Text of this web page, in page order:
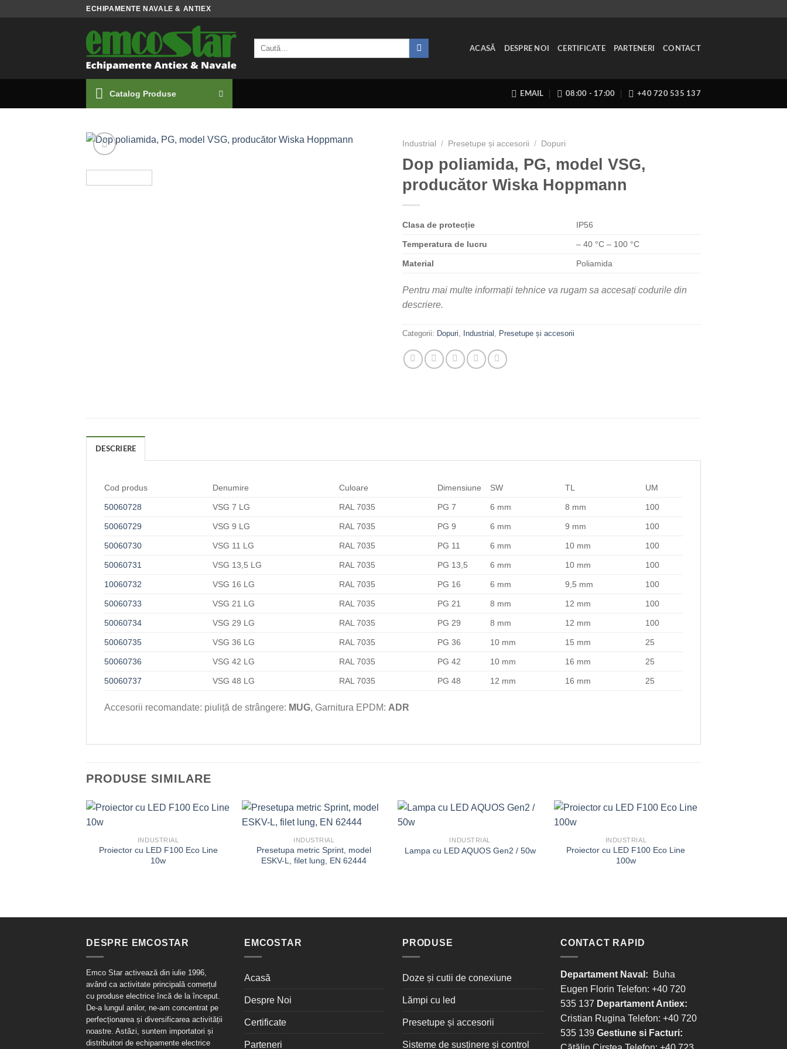
ECHIPAMENTE NAVALE & ANTIEX
Caută
ACASĂ DESPRE NOI CERTIFICATE PARTENERI CONTACT
Catalog Produse EMAIL 08:00 - 17:00 +40 720 535 137
Industrial / Presetupe și accesorii / Dopuri
Dop poliamida, PG, model VSG,
producător Wiska Hoppmann
Clasa de protecție IP56
Temperatura de lucru – 40 °C – 100 °C
Material Poliamida
Pentru mai multe informații tehnice va rugam sa accesați codurile din
descriere.
Categorii: Dopuri Industrial Presetupe și accesorii
DESCRIERE
Cod produs Denumire Culoare Dimensiune SW TL UM
50060728 VSG 7 LG RAL 7035 PG 7 6 mm 8 mm 100
50060729 VSG 9 LG RAL 7035 PG 9 6 mm 9 mm 100
50060730 VSG 11 LG RAL 7035 PG 11 6 mm 10 mm 100
50060731 VSG 13,5 LG RAL 7035 PG 13,5 6 mm 10 mm 100
10060732 VSG 16 LG RAL 7035 PG 16 6 mm 9,5 mm 100
50060733 VSG 21 LG RAL 7035 PG 21 8 mm 12 mm 100
50060734 VSG 29 LG RAL 7035 PG 29 8 mm 12 mm 100
50060735 VSG 36 LG RAL 7035 PG 36 10 mm 15 mm 25
50060736 VSG 42 LG RAL 7035 PG 42 10 mm 16 mm 25
50060737 VSG 48 LG RAL 7035 PG 48 12 mm 16 mm 25
Accesorii recomandate: piuliță de strângere: MUG, Garnitura EPDM: ADR
PRODUSE SIMILARE
INDUSTRIAL
Proiector cu LED F100 Eco Line
10w
INDUSTRIAL
Presetupa metric Sprint, model
ESKV-L, filet lung, EN 62444
INDUSTRIAL
Lampa cu LED AQUOS Gen2 / 50w
INDUSTRIAL
Proiector cu LED F100 Eco Line
100w
DESPRE EMCOSTAR
Emco Star activează din iulie 1996,
având ca activitate principală comerțul
cu produse electrice încă de la început.
De-a lungul anilor, ne-am concentrat pe
perfecționarea și diversificarea activității
noastre. Astăzi, suntem importatori și
distribuitori de echipamente electrice
EMCOSTAR
Acasă
Despre Noi
Certificate
Parteneri
PRODUSE
Doze și cutii de conexiune
Lămpi cu led
Presetupe și accesorii
Sisteme de susținere și control
CONTACT RAPID
Departament Naval:
Buha
Eugen Florin Telefon: +40 720
535 137 Departament Antiex:
Cristian Rugina Telefon: +40 720
535 139 Gestiune si Facturi: